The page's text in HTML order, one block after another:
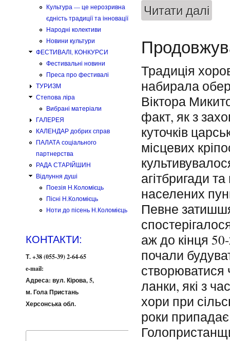
Культура — це нерозривна
єдність традиції та інновації
Народні колективи
Новини культури
ФЕСТИВАЛІ, КОНКУРСИ
Фестивальні новини
Преса про фестивалі
ТУРИЗМ
Степова ліра
Вибрані матеріали
ГАЛЕРЕЯ
КАЛЕНДАР добрих справ
ПАЛАТА соціального
партнерства
РАДА СТАРІЙШИН
Відлуння душі
Поезія Н.Коломієць
Пісні Н.Коломієць
Ноти до пісень Н.Коломієць
КОНТАКТИ:
Т. +38 (055-39) 2-64-65
e-mail:
Адреса: вул. Кірова, 5,
м. Гола Пристань
Херсонська обл.
Читати далі
Традиція
набирала
Віктора
факт, як з
куточків
місцевих
агітбригади
населених
Певне
аж до кінця
почали
створюватися
ланки, які з
хори при
роки